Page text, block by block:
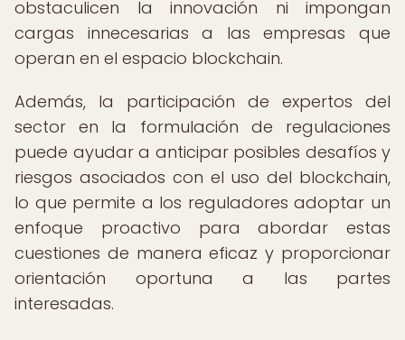
obstaculicen la innovación ni impongan
cargas innecesarias a las empresas que
operan en el espacio blockchain.
Además, la participación de expertos del
sector en la formulación de regulaciones
puede ayudar a anticipar posibles desafíos y
riesgos asociados con el uso del blockchain,
lo que permite a los reguladores adoptar un
enfoque proactivo para abordar estas
cuestiones de manera eficaz y proporcionar
orientación oportuna a las partes
interesadas.